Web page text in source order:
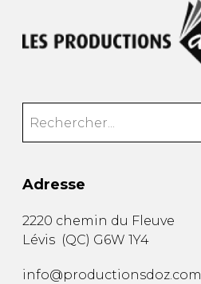
Adresse
2220 chemin du Fleuve
Lévis (QC) G6W 1Y4
info@productionsdoz.com